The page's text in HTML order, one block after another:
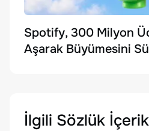
Spotify, 300 Milyon
Aşarak Büyümesini
İlgili Sözlük